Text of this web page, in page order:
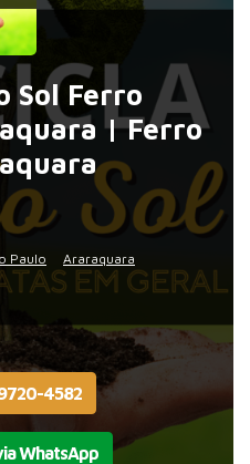
Sol Ferro
| Ferro
Paulo Araraquara
4582
WhatsApp